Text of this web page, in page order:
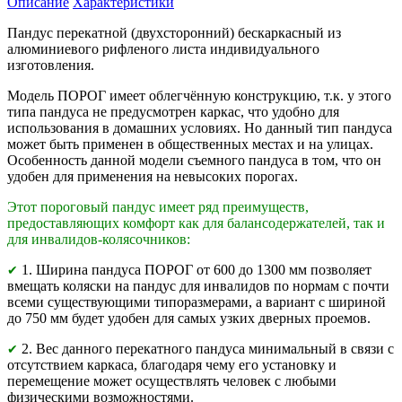
Пандус перекатной (двухсторонний) бескаркасный из
алюминиевого рифленого листа индивидуального
изготовления.
Модель ПОРОГ имеет облегчённую конструкцию, т.к. у этого
типа пандуса не предусмотрен каркас, что удобно для
использования в домашних условиях. Но данный тип пандуса
может быть применен в общественных местах и на улицах.
Особенность данной модели съемного пандуса в том, что он
удобен для применения на невысоких порогах.
Этот пороговый пандус имеет ряд преимуществ,
предоставляющих комфорт как для балансодержателей, так и
для инвалидов-колясочников:
✔ 1. Ширина пандуса ПОРОГ от 600 до 1300 мм позволяет
вмещать коляски на пандус для инвалидов по нормам с почти
всеми существующими типоразмерами, а вариант с шириной
до 750 мм будет удобен для самых узких дверных проемов.
✔ 2. Вес данного перекатного пандуса минимальный в связи с
отсутствием каркаса, благодаря чему его установку и
перемещение может осуществлять человек с любыми
физическими возможностями.